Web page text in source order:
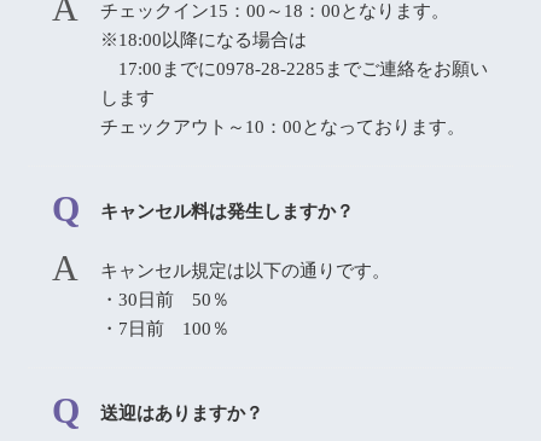
チェックイン15：00～18：00となります。
※18:00以降になる場合は
17:00までに0978-28-2285までご連絡をお願い
します
チェックアウト～10：00となっております。
キャンセル料は発生しますか？
キャンセル規定は以下の通りです。
・30日前 50％
・7日前 100％
送迎はありますか？